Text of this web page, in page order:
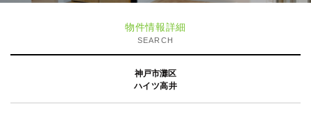
物件情報詳細
SEARCH
神戸市灘区
ハイツ高井